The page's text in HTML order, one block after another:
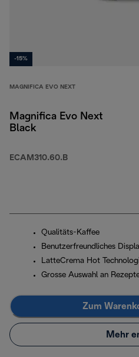
-15%
MAGNIFICA EVO NEXT
Magnifica Evo Next
Black
ECAM310.60.B
Qualitäts-Kaffee
Benutzerfreundliches
LatteCrema Hot
Grosse Auswahl an
Zum
Mehr